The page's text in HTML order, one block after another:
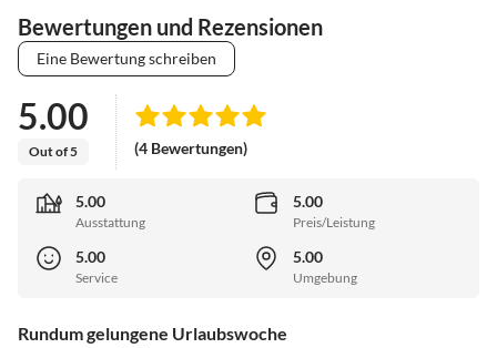
Bewertungen und Rezensionen
Eine Bewertung schreiben
5.00
Out of 5 (4 Bewertungen)
5.00
Ausstattung
5.00
Preis/Leistung
5.00
Service
5.00
Umgebung
Rundum gelungene Urlaubswoche